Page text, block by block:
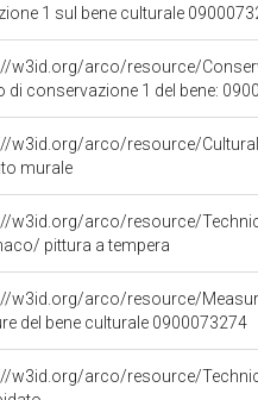
1 sul bene culturale
w3id.org/arco/resource/
di conservazione 1 del bene:
w3id.org/arco/resource/
murale
w3id.org/arco/resource/
pittura a tempera
w3id.org/arco/resource/
del bene culturale 0900073274
w3id.org/arco/resource/